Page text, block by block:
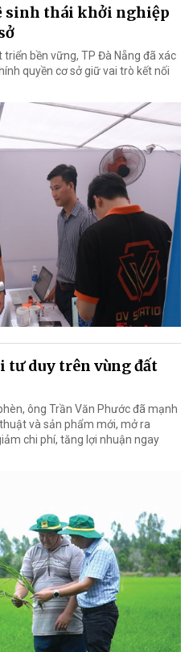
sinh thái khởi nghiệp
bền vững, TP Đà Nẵng đã xác
quyền cơ sở giữ vai trò kết nối
tư duy trên vùng đất
ông Trần Văn Phước đã mạnh
và sản phẩm mới, mở ra
chi phí, tăng lợi nhuận ngay